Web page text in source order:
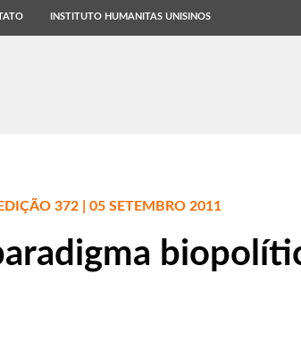
INSTITUTO HUMANITAS UNISINOS
372 | 05 SETEMBRO 2011